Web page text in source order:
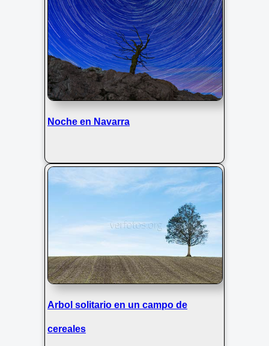
Noche en Navarra
Arbol solitario en un campo de
cereales